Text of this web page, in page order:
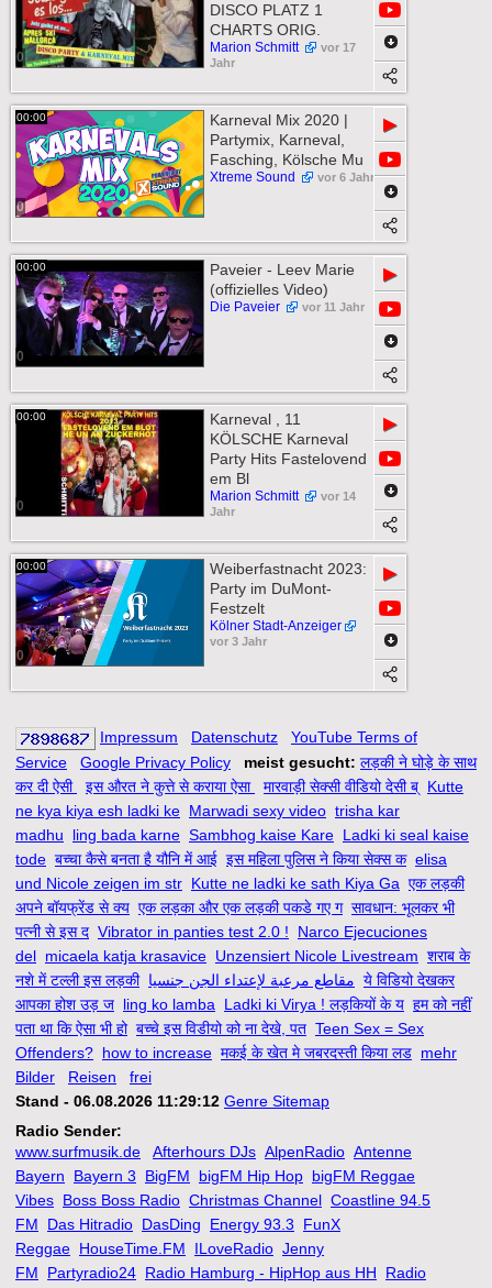
0
DISCO PLATZ 1
CHARTS ORIG.
Marion Schmitt
vor 17
Jahr
00:00
0
Karneval Mix 2020 |
Partymix, Karneval,
Fasching, Kölsche Mu
Xtreme Sound vor 6 Jahr
▶
00:00
0
Paveier - Leev Marie
(offizielles Video)
Die Paveier vor 11 Jahr
▶
00:00
0
Karneval , 11
KÖLSCHE Karneval
Party Hits Fastelovend
em Bl
Marion Schmitt
vor 14
Jahr
▶
00:00
0
Weiberfastnacht 2023:
Party im DuMont-
Festzelt
Kölner Stadt-Anzeiger
vor 3 Jahr
▶
Impressum Datenschutz
YouTube Terms of
Service
Google Privacy Policy meist gesucht: लड़की ने घोड़े के साथ
कर दी ऐसी
इस औरत ने कुत्ते से कराया ऐसा मारवाड़ी सेक्सी वीडियो देसी ब् Kutte
ne kya kiya esh ladki ke Marwadi sexy video trisha kar
madhu
ling bada karne Sambhog kaise Kare Ladki ki seal kaise
tode बच्चा कैसे बनता है यौनि में आई इस महिला पुलिस ने किया सेक्स क elisa
und Nicole zeigen im str Kutte ne ladki ke sath Kiya Ga एक लड़की
अपने बॉयफ्रेंड से क्य एक लड़का और एक लड़की पकडे गए ग सावधान: भूलकर भी
पत्नी से इस द Vibrator in panties test 2.0 !
Narco Ejecuciones
del micaela katja krasavice Unzensiert Nicole Livestream शराब के
नशे में टल्ली इस लड़की مقاطع مرعبة لإعتداء الجن جنسيا ये विडियो देखकर
आपका होश उड़ ज ling ko lamba Ladki ki Virya ! लड़कियों के य हम को नहीं
पता था कि ऐसा भी हो बच्चे इस विडीयो को ना देखे, पत Teen Sex = Sex
Offenders? how to increase मकई के खेत मे जबरदस्ती किया लड mehr
Bilder
Reisen
frei
Stand - 06.08.2026 11:29:12 Genre Sitemap
Radio Sender:
www.surfmusik.de
Afterhours DJs AlpenRadio Antenne
Bayern
Bayern 3 BigFM bigFM Hip Hop bigFM Reggae
Vibes Boss Boss Radio Christmas Channel Coastline 94.5
FM
Das Hitradio DasDing Energy 93.3
FunX
Reggae HouseTime.FM ILoveRadio Jenny
FM
Partyradio24 Radio Hamburg - HipHop aus HH
Radio